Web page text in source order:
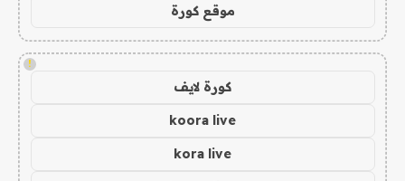
موقع كورة
!
كورة لايف
koora live
kora live